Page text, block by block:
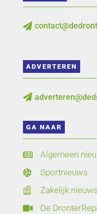

ADVERTEREN

GA NAAR
 Algemeen
 Sportnieuws
 Zakelijk nieuws
 De